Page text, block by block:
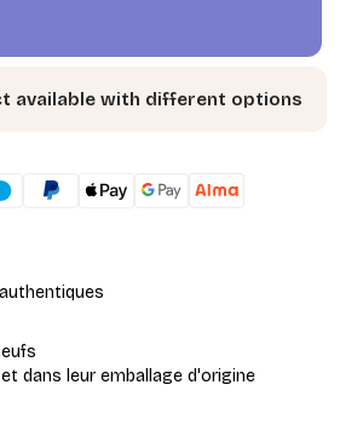
available with different options
dans leur emballage d'origine